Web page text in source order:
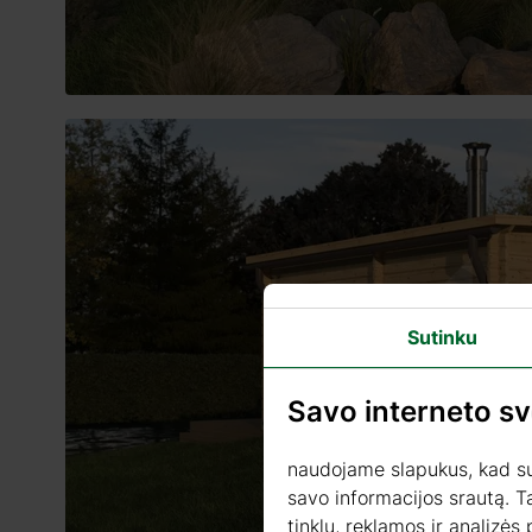
Sutinku
Savo interneto
naudojame slapukus, kad
savo informacijos srautą.
tinklų, reklamos ir